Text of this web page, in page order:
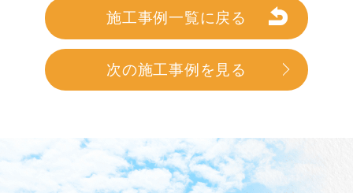
施工事例一覧に戻る
次の施工事例を見る